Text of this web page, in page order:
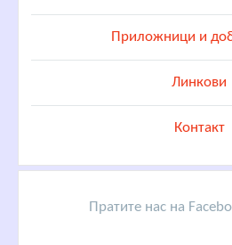
Приложници и
Линкови
Контакт
Пратите нас на